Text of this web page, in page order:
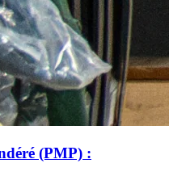
(PMP) :